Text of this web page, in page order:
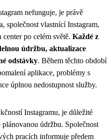
nefunguje, je právě
společnost vlastnící Instagram,
po celém světě. Každé z
údržbu, aktualizace
odstávky. Během těchto období
aplikace, problémy s
úplnou nedostupnost služby.
Instagramu, je důležité
údržbu. Společnost
pracích informuje předem